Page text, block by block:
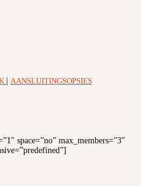
AANSLUITINGSOPSIES
space=”no” max_members=”3″